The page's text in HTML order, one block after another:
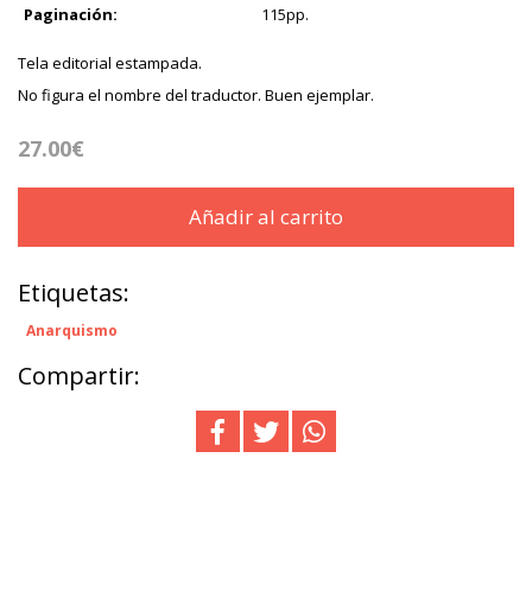
Paginación:
115pp.
Tela editorial estampada.
No figura el nombre del traductor. Buen ejemplar.
27.00€
Añadir al carrito
Etiquetas:
Anarquismo
Compartir: